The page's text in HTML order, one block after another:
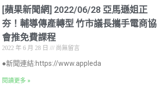
[蘋果新聞網] 2022/06/28 亞馬遜姐正
夯！輔導傳產轉型 竹市議長攜手電商協
會推免費課程
2022 年 6 月 28 日 尚無留言
●新聞連結:https://www.appleda
閱讀更多 »